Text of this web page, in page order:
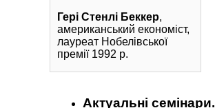
Гері Стенлі Беккер,
американський економіст,
лауреат Нобелівської
премії 1992 р.
Актуальні семінари.